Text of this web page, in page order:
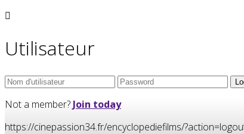
Utilisateur
Not a member? Join today
https://cinepassion34.fr/encyclopediefilms/